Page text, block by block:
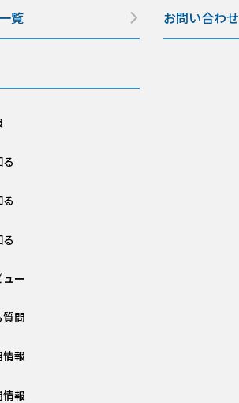
覧
ー
問
報
報
お問い合わせ